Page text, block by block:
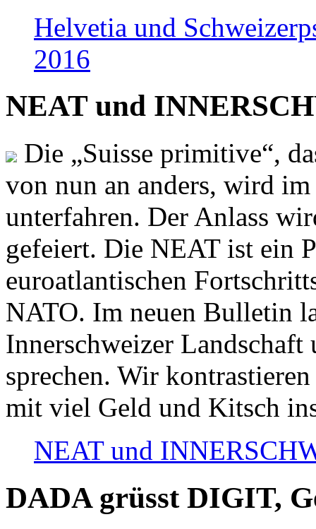
Helvetia und
2016
NEAT und
Die „Suisse primitive“,
von nun an anders, wird
unterfahren. Der Anlass
gefeiert. Die NEAT ist ein
euroatlantischen
NATO. Im neuen Bulletin
Innerschweizer
sprechen. Wir
mit viel Geld und Kitsch
NEAT und
DADA grüsst DIGIT,